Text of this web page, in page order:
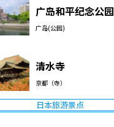
广岛和平纪念公园
广岛(公园)
清水寺
京都（寺）
日本旅游景点